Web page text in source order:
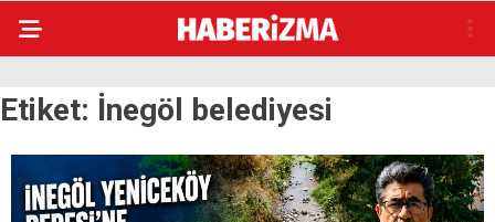
Etiket: İnegöl belediyesi